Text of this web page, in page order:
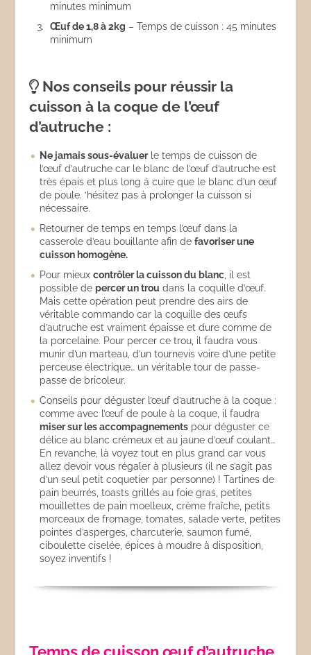
minutes minimum
Œuf de 1,8 à 2kg – Temps de cuisson : 45 minutes
minimum
Nos conseils pour réussir la
cuisson à la coque de l’œuf
d’autruche :
Ne jamais sous-évaluerle temps de cuisson de
l’œuf d’autruche car le blanc de l’œuf d’autruche est
très épais et plus long à cuire que le blanc d’un œuf
de poule. ‘hésitez pas à prolonger la cuisson si
nécessaire.
Retourner de temps en temps l’œuf dans la
casserole d’eau bouillante afin defavoriser une
cuisson homogène.
Pour mieuxcontrôler la cuisson du blanc , il est
possible depercer un trou dans la coquille d’œuf.
Mais cette opération peut prendre des airs de
véritable commando car la coquille des œufs
d’autruche est vraiment épaisse et dure comme de
la porcelaine. Pour percer ce trou, il faudra vous
munir d’un marteau, d’un tournevis voire d’une petite
perceuse électrique… un véritable tour de passe-
passe de bricoleur.
Conseils pour déguster l’œuf d’autruche à la coque :
comme avec l’œuf de poule à la coque, il faudra
miser sur les accompagnements pour déguster ce
délice au blanc crémeux et au jaune d’œuf coulant…
En revanche, là voyez tout en plus grand car vous
allez devoir vous régaler à plusieurs (il ne s’agit pas
d’un seul petit coquetier par personne) ! Tartines de
pain beurrés, toasts grillés au foie gras, petites
mouillettes de pain moelleux, crème fraîche, petits
morceaux de fromage, tomates, salade verte, petites
pointes d’asperges, charcuterie, saumon fumé,
ciboulette ciselée, épices à moudre à disposition,
soyez inventifs !